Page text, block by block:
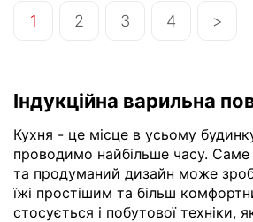
Індукційна варильна
Кухня - це місце в усьому
проводимо найбільше часу.
та продуманий дизайн може
їжі простішим та більш
стосується і побутової техніки,
1 2 3 4 >